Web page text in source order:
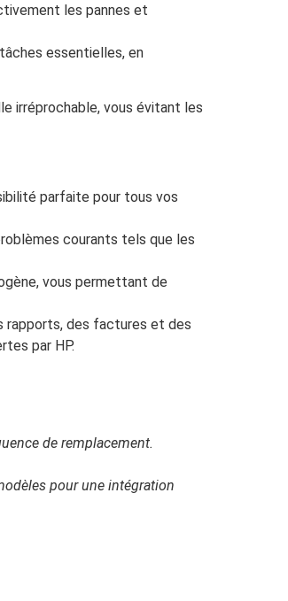
les pannes et
essentielles, en
irréprochable, vous évitant les
parfaite pour tous vos
courants tels que les
vous permettant de
rapports, des factures et des
par HP.
de remplacement.
pour une intégration